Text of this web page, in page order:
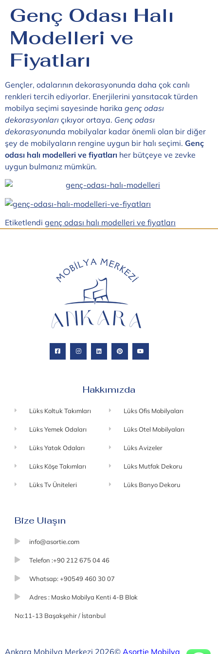
Genç Odası Halı
Modelleri ve
Fiyatları
Gençler, odalarının dekorasyonunda daha çok canlı
renkleri tercih ediyorlar. Enerjilerini yansıtacak türden
mobilya seçimi sayesinde harika genç odası
dekorasyonları çıkıyor ortaya. Genç odası
dekorasyonunda mobilyalar kadar önemli olan bir diğer
şey de mobilyaların rengine uygun bir halı seçimi. Genç
odası halı modelleri ve fiyatları her bütçeye ve zevke
uygun bulmanız mümkün.
Etiketlendi genç odası halı modelleri ve fiyatları
Hakkımızda
Lüks Koltuk Takımları
Lüks Yemek Odaları
Lüks Yatak Odaları
Lüks Köşe Takımları
Lüks Tv Üniteleri
Lüks Ofis Mobilyaları
Lüks Otel Mobilyaları
Lüks Avizeler
Lüks Mutfak Dekoru
Lüks Banyo Dekoru
Bize Ulaşın
info@asortie.com
Telefon :+90 212 675 04 46
Whatsap: +90549 460 30 07
Adres : Masko Mobilya Kenti 4-B Blok
No:11-13 Başakşehir / İstanbul
Ankara Mobilya Merkezi 2026© Asortie Mobilya